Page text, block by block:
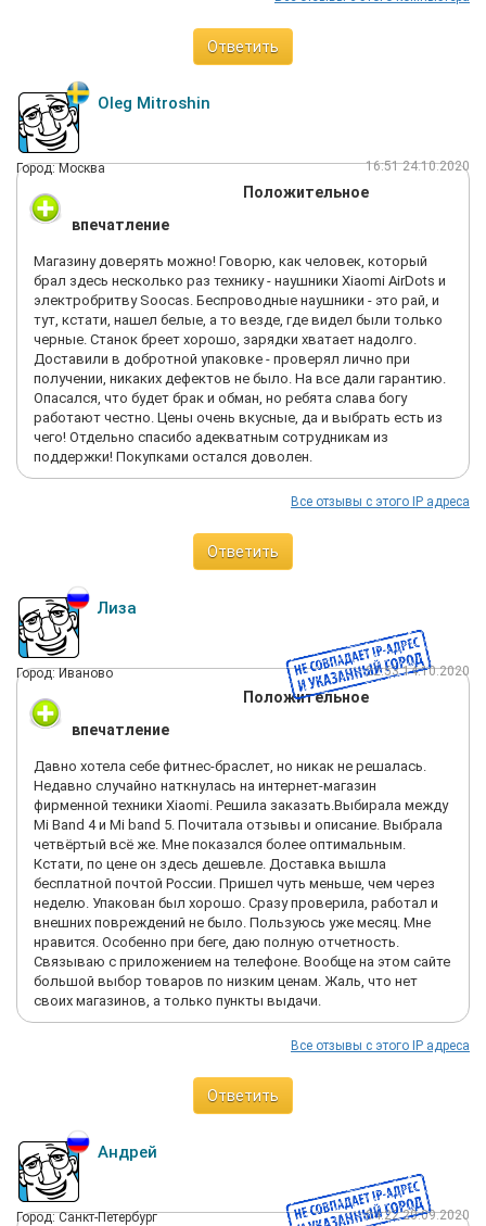
Ответить
Oleg Mitroshin
Город: Москва 16:51 24.10.2020
Положительное
впечатление
Магазину доверять можно! Говорю, как человек, который
брал здесь несколько раз технику - наушники Xiaomi AirDots и
электробритву Soocas. Беспроводные наушники - это рай, и
тут, кстати, нашел белые, а то везде, где видел были только
черные. Станок бреет хорошо, зарядки хватает надолго.
Доставили в добротной упаковке - проверял лично при
получении, никаких дефектов не было. На все дали гарантию.
Опасался, что будет брак и обман, но ребята слава богу
работают честно. Цены очень вкусные, да и выбрать есть из
чего! Отдельно спасибо адекватным сотрудникам из
поддержки! Покупками остался доволен.
Все отзывы с этого IP адреса
Ответить
Лиза
Город: Иваново 22:53 14.10.2020
Положительное
впечатление
Давно хотела себе фитнес-браслет, но никак не решалась.
Недавно случайно наткнулась на интернет-магазин
фирменной техники Xiaomi. Решила заказать.Выбирала между
Mi Band 4 и Mi band 5. Почитала отзывы и описание. Выбрала
четвёртый всё же. Мне показался более оптимальным.
Кстати, по цене он здесь дешевле. Доставка вышла
бесплатной почтой России. Пришел чуть меньше, чем через
неделю. Упакован был хорошо. Сразу проверила, работал и
внешних повреждений не было. Пользуюсь уже месяц. Мне
нравится. Особенно при беге, даю полную отчетность.
Связываю с приложением на телефоне. Вообще на этом сайте
большой выбор товаров по низким ценам. Жаль, что нет
своих магазинов, а только пункты выдачи.
Все отзывы с этого IP адреса
Ответить
Андрей
Город: Санкт-Петербург 04:22 20.09.2020